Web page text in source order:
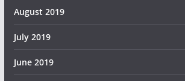
August 2019
July 2019
June 2019